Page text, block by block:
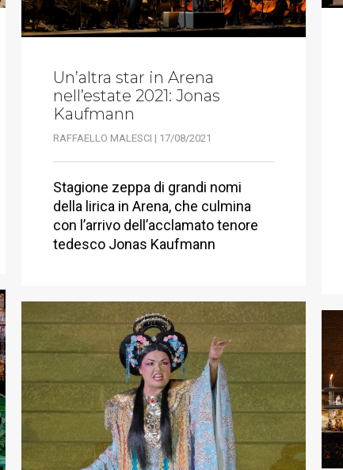
Un’altra star in Arena
nell’estate 2021: Jonas
Kaufmann
RAFFAELLO MALESCI | 17/08/2021
Stagione zeppa di grandi nomi
della lirica in Arena, che culmina
con l’arrivo dell’acclamato tenore
tedesco Jonas Kaufmann